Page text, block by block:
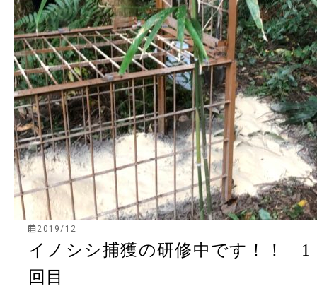
2019/12
イノシシ捕獲の研修中です！！ 1
回目